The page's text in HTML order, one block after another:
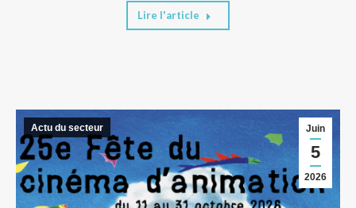
Lire l'article
Juin
5
2026
Actu du secteur